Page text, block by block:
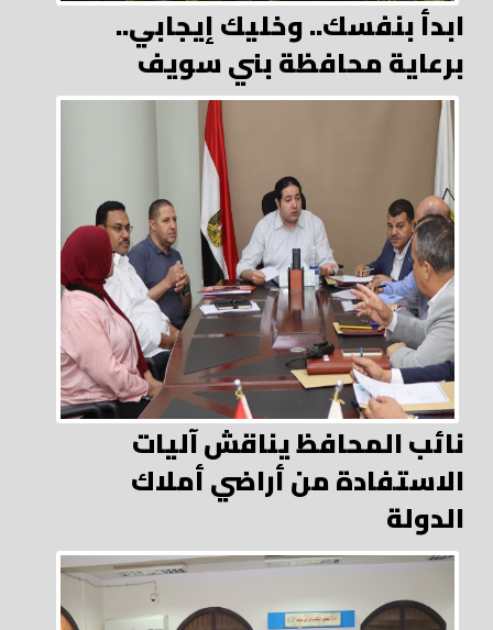
ابدأ بنفسك.. وخليك إيجابي..
برعاية محافظة بني سويف
نائب المحافظ يناقش آليات
الاستفادة من أراضي أملاك
الدولة